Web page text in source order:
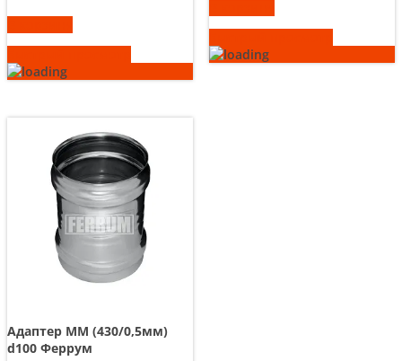
Адаптер ММ (430/0,5мм)
d100 Феррум